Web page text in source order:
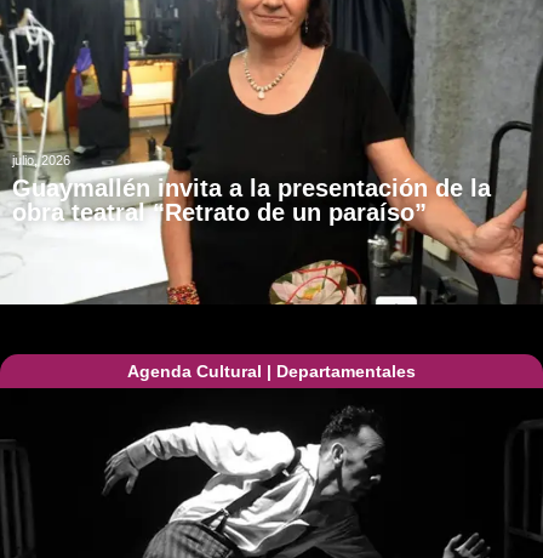
julio, 2026
Guaymallén invita a la presentación de la
obra teatral “Retrato de un paraíso”
Agenda Cultural | Departamentales